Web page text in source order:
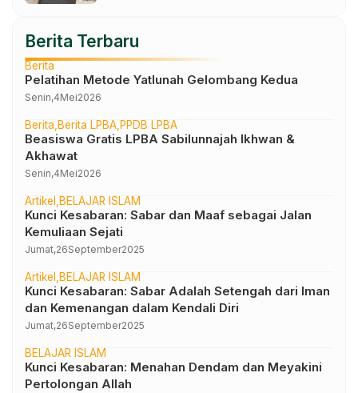
Berita Terbaru
Berita
Pelatihan Metode Yatlunah Gelombang Kedua
Senin,4Mei2026
Berita Berita LPBA PPDB LPBA
Beasiswa Gratis LPBA Sabilunnajah Ikhwan &
Akhawat
Senin,4Mei2026
Artikel BELAJAR ISLAM
Kunci Kesabaran: Sabar dan Maaf sebagai Jalan
Kemuliaan Sejati
Jumat,26September2025
Artikel BELAJAR ISLAM
Kunci Kesabaran: Sabar Adalah Setengah dari Iman
dan Kemenangan dalam Kendali Diri
Jumat,26September2025
BELAJAR ISLAM
Kunci Kesabaran: Menahan Dendam dan Meyakini
Pertolongan Allah